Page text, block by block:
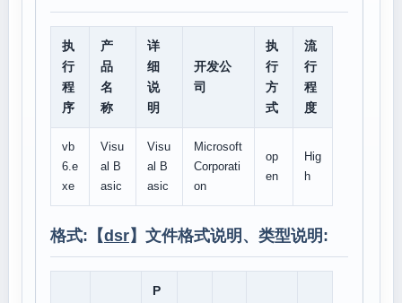
执
行
程
序
产
品
名
称
详
细
说
明
开发公
司
执
行
方
式
流
行
程
度
vb
6.e
xe
Visu
al B
asic
Visu
al B
asic
Microsoft
Corporati
on
op
en
Hig
h
格式:【dsr】文件格式说明、类型说明:
P